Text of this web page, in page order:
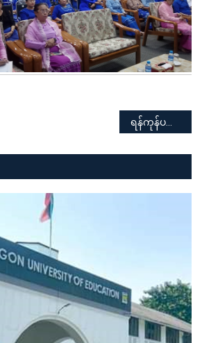
ရန်ကုန်ပညာရေးတက္ကသိုလ် “Research Methodology and Statistics” သင်တန်း